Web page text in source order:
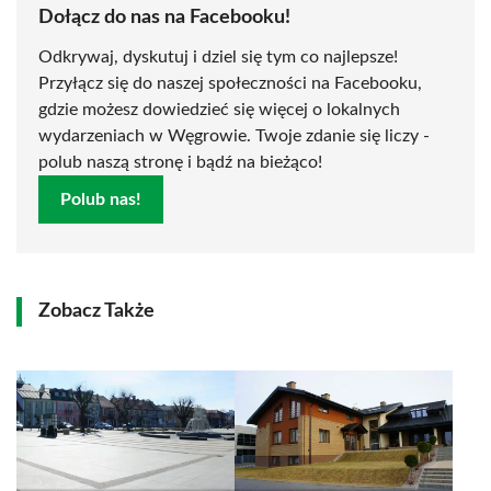
Dołącz do nas na Facebooku!
Odkrywaj, dyskutuj i dziel się tym co najlepsze!
Przyłącz się do naszej społeczności na Facebooku,
gdzie możesz dowiedzieć się więcej o lokalnych
wydarzeniach w Węgrowie. Twoje zdanie się liczy -
polub naszą stronę i bądź na bieżąco!
Polub nas!
Zobacz Także